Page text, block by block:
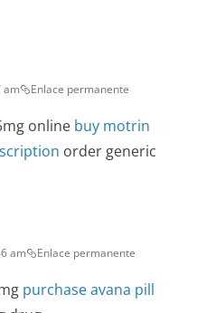
am Enlace permanente
online buy motrin
order generic
am Enlace permanente
purchase avana pill